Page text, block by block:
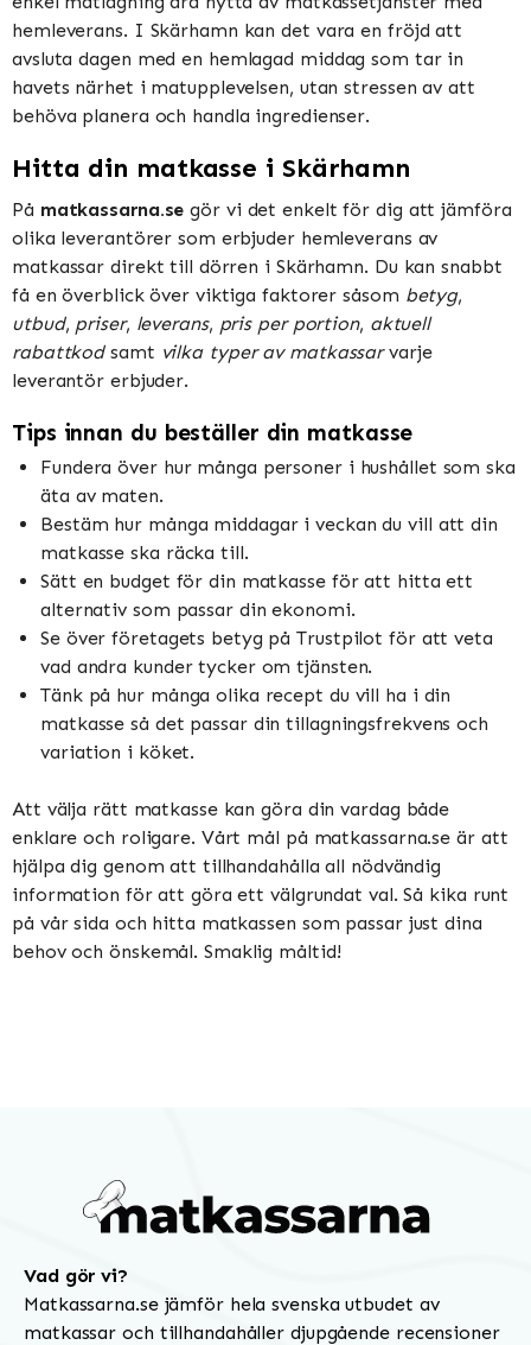
hemleverans. I Skärhamn kan det vara en fröjd att
avsluta dagen med en hemlagad middag som tar in
havets närhet i matupplevelsen, utan stressen av att
behöva planera och handla ingredienser.
Hitta din matkasse i Skärhamn
På matkassarna.se gör vi det enkelt för dig att jämföra
olika leverantörer som erbjuder hemleverans av
matkassar direkt till dörren i Skärhamn. Du kan snabbt
få en överblick över viktiga faktorer såsom betyg,
utbud, priser, leverans, pris per portion, aktuell
rabattkodsamt vilka typer av matkassarvarje
leverantör erbjuder.
Tips innan du beställer din matkasse
Fundera över hur många personer i hushållet som ska
äta av maten.
Bestäm hur många middagar i veckan du vill att din
matkasse ska räcka till.
Sätt en budget för din matkasse för att hitta ett
alternativ som passar din ekonomi.
Se över företagets betyg på Trustpilot för att veta
vad andra kunder tycker om tjänsten.
Tänk på hur många olika recept du vill ha i din
matkasse så det passar din tillagningsfrekvens och
variation i köket.
Att välja rätt matkasse kan göra din vardag både
enklare och roligare. Vårt mål på matkassarna.se är att
hjälpa dig genom att tillhandahålla all nödvändig
information för att göra ett välgrundat val. Så kika runt
på vår sida och hitta matkassen som passar just dina
behov och önskemål. Smaklig måltid!
Vad gör vi?
Matkassarna.se jämför hela svenska utbudet av
matkassar och tillhandahåller djupgående recensioner